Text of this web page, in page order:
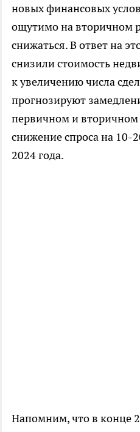
новых финансовых
ощутимо на вторичном
снижаться. В ответ на
снизили стоимость
к увеличению числа
прогнозируют
первичном и вторичном
снижение спроса на 10-
2024 года.
Напомним, что в конце